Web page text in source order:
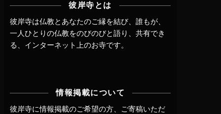
彼岸寺とは
彼岸寺は仏教とあなたのご縁を結び、誰もが、
一人ひとりの仏教をのびのびと語り、共有でき
る、インターネット上のお寺です。
情報掲載について
彼岸寺に情報掲載のご希望の方、ご寄稿いただ